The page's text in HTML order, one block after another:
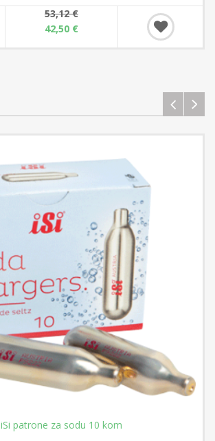
53,12 €
42,50 €
iSi patrone za sodu 10 kom